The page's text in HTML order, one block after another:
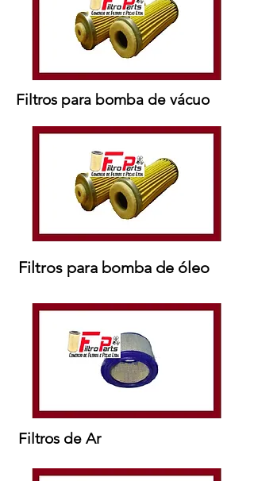
Filtros para bomba de vácuo
Filtros para bomba de óleo
Filtros de Ar